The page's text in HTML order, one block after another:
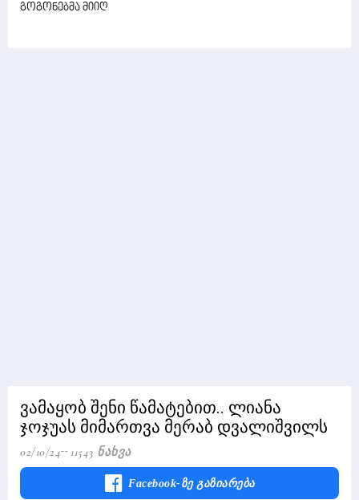
გოგონებმა მიიღ
ვამაყობ შენი წამატებით.. ლიანა
ჯოჯუას მიმართვა მერაბ დვალიშვილს
02/10/24 11543 Ნახვა
Facebook-Ზე Გაზიარება